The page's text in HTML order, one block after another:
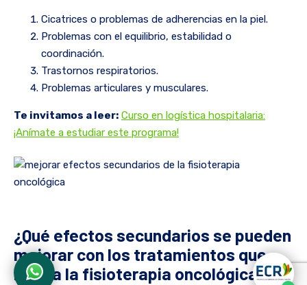
Cicatrices o problemas de adherencias en la piel.
Problemas con el equilibrio, estabilidad o
coordinación.
Trastornos respiratorios.
Problemas articulares y musculares.
Te invitamos a leer: Curso en logística hospitalaria:
¡Anímate a estudiar este programa!
¿Qué efectos secundarios se pueden
mejorar con los tratamientos que
brinda la fisioterapia oncológica?